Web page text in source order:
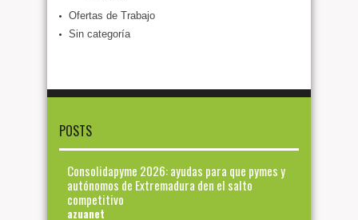
Ofertas de Trabajo
Sin categoría
POSTS
Consolidapyme 2026: ayudas para que pymes y
autónomos de Extremadura den el salto
competitivo
azuanet